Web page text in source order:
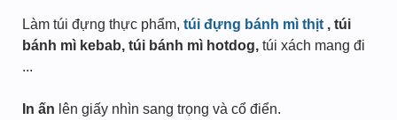
Làm túi đựng thực phẩm, túi đựng bánh mì thịt , túi
bánh mì kebab, túi bánh mì hotdog, túi xách mang đi
...
In ấn lên giấy nhìn sang trọng và cổ điển.